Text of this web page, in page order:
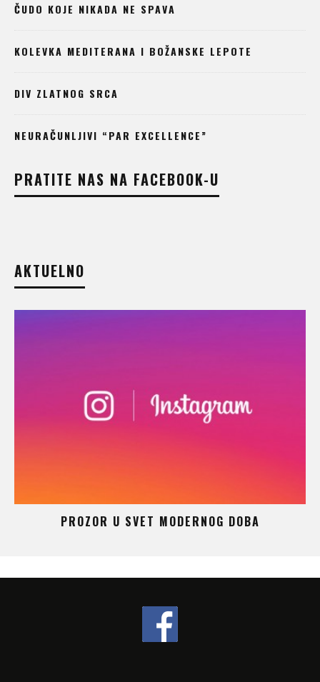
ČUDO KOJE NIKADA NE SPAVA
KOLEVKA MEDITERANA I BOŽANSKE LEPOTE
DIV ZLATNOG SRCA
NEURAČUNLJIVI “PAR EXCELLENCE”
PRATITE NAS NA FACEBOOK-U
AKTUELNO
PROZOR U SVET MODERNOG DOBA